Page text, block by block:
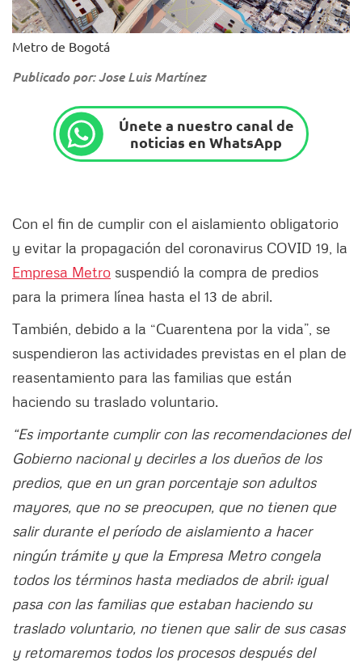
Metro de Bogotá
Publicado por: Jose Luis Martínez
Únete a nuestro canal de
noticias en WhatsApp
Con el fin de cumplir con el aislamiento obligatorio
y evitar la propagación del coronavirus COVID 19, la
Empresa Metro suspendió la compra de predios
para la primera línea hasta el 13 de abril.
También, debido a la “Cuarentena por la vida”, se
suspendieron las actividades previstas en el plan de
reasentamiento para las familias que están
haciendo su traslado voluntario.
“Es importante cumplir con las recomendaciones del
Gobierno nacional y decirles a los dueños de los
predios, que en un gran porcentaje son adultos
mayores, que no se preocupen, que no tienen que
salir durante el período de aislamiento a hacer
ningún trámite y que la Empresa Metro congela
todos los términos hasta mediados de abril; igual
pasa con las familias que estaban haciendo su
traslado voluntario, no tienen que salir de sus casas
y retomaremos todos los procesos después del